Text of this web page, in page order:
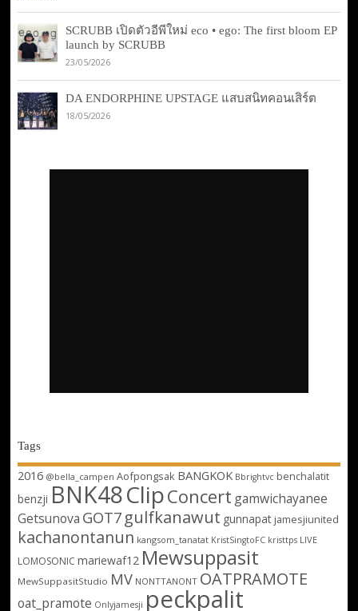
SCRUBB เปิดตัวอีพีใหม่ eco • ego: The first bloom EP
launch by SCRUBB
23/05/2026
DA ENDORPHINE UPSTAGE แสบสนิทคอนเสิร์ต
18/05/2026
Tags
2016 @bella_campen Aofpongsak BANGKOK Bbrightvc benchalatit
benzji BNK48ClipConcert gamwichayanee
Getsunova GOT7 gulfkanawut gunnapat jamesjiunited
kachanontanun kangsom_tanatat KristSingtoFC kristtps LIVE
LOMOSONIC mariewaf12 Mewsuppasit
MewSuppasitStudio MV NONTTANONT OATPRAMOTE
oat_pramote Onlyjamesji peckpalit